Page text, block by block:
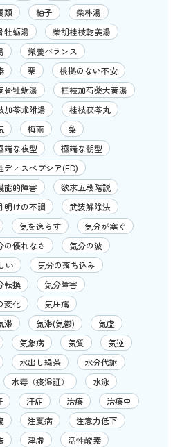
類 柚子
柴朴湯
牡蛎湯
柴胡桂枝乾姜湯
栄養バランス
栗
根拠のない不安
骨牡蛎湯
桂枝加芍薬大黄湯
加苓朮附湯
桂枝茯苓丸
梅雨
梨
端な夜型
極端な朝型
ディスペプシア(FD)
能的障害
欲求五段階説
明けの不調
武装解除法
気を逸らす
気分が塞ぐ
の優れなさ
気分の波
い
気分の落ち込み
転換
気分障害
変化
気圧痛
滞 気滞(気鬱)
気虚
気象病 気質
気逆
水出し緑茶
水分代謝
水毒（痰湿証）
水泳
汗症 治療
治療中
注夏病
注意力低下
津虚
活性酸素